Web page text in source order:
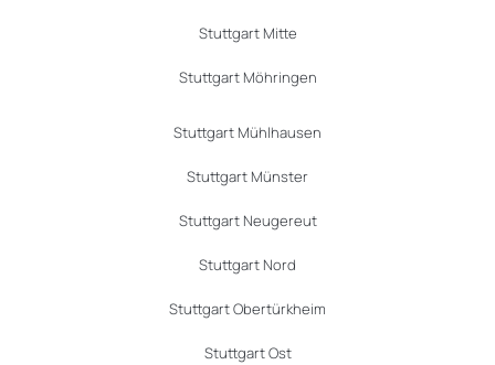
Stuttgart Mitte
Stuttgart Möhringen
Stuttgart Mühlhausen
Stuttgart Münster
Stuttgart Neugereut
Stuttgart Nord
Stuttgart Obertürkheim
Stuttgart Ost